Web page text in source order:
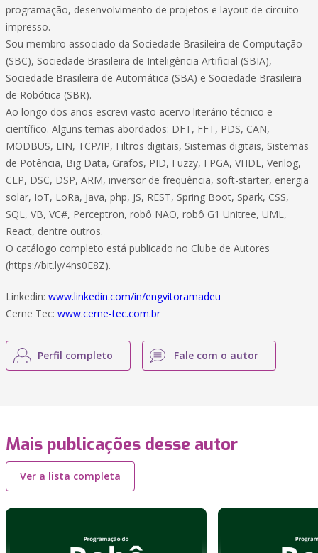
programação, desenvolvimento de projetos e layout de circuito
impresso.
Sou membro associado da Sociedade Brasileira de Computação
(SBC), Sociedade Brasileira de Inteligência Artificial (SBIA),
Sociedade Brasileira de Automática (SBA) e Sociedade Brasileira
de Robótica (SBR).
Ao longo dos anos escrevi vasto acervo literário técnico e
científico. Alguns temas abordados: DFT, FFT, PDS, CAN,
MODBUS, LIN, TCP/IP, Filtros digitais, Sistemas digitais, Sistemas
de Potência, Big Data, Grafos, PID, Fuzzy, FPGA, VHDL, Verilog,
CLP, DSC, DSP, ARM, inversor de frequência, soft-starter, energia
solar, IoT, LoRa, Java, php, JS, REST, Spring Boot, Spark, CSS,
SQL, VB, VC#, Perceptron, robô NAO, robô G1 Unitree, UML,
React, dentre outros.
O catálogo completo está publicado no Clube de Autores
(https://bit.ly/4ns0E8Z).
Linkedin: www.linkedin.com/in/engvitoramadeu
Cerne Tec: www.cerne-tec.com.br
Perfil completo Fale com o autor
Mais publicações desse autor
Ver a lista completa